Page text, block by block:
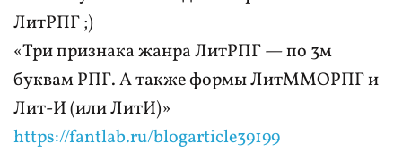
ЛитРПГ ;)
«Три признака жанра ЛитРПГ — по 3м
буквам РПГ. А также формы ЛитММОРПГ и
Лит-И (или ЛитИ)»
https://fantlab.ru/blogarticle39199